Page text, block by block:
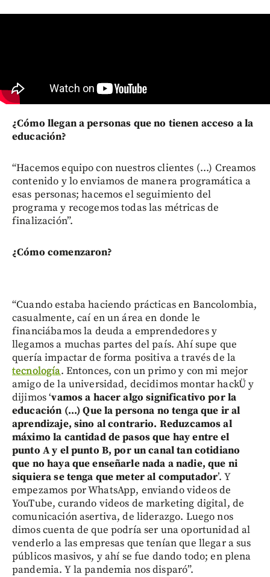
¿Cómo llegan a personas que no tienen acceso a la
educación?
“Hacemos equipo con nuestros clientes (...) Creamos
contenido y lo enviamos de manera programática a
esas personas; hacemos el seguimiento del
programa y recogemos todas las métricas de
finalización”.
¿Cómo comenzaron?
“Cuando estaba haciendo prácticas en Bancolombia,
casualmente, caí en un área en donde le
financiábamos la deuda a emprendedores y
llegamos a muchas partes del país. Ahí supe que
quería impactar de forma positiva a través de la
tecnología. Entonces, con un primo y con mi mejor
amigo de la universidad, decidimos montar hackÜ y
dijimos ‘vamos a hacer algo significativo por la
educación (...) Que la persona no tenga que ir al
aprendizaje, sino al contrario. Reduzcamos al
máximo la cantidad de pasos que hay entre el
punto A y el punto B, por un canal tan cotidiano
que no haya que enseñarle nada a nadie, que ni
siquiera se tenga que meter al computador’. Y
empezamos por WhatsApp, enviando videos de
YouTube, curando videos de marketing digital, de
comunicación asertiva, de liderazgo. Luego nos
dimos cuenta de que podría ser una oportunidad al
venderlo a las empresas que tenían que llegar a sus
públicos masivos, y ahí se fue dando todo; en plena
pandemia. Y la pandemia nos disparó”.